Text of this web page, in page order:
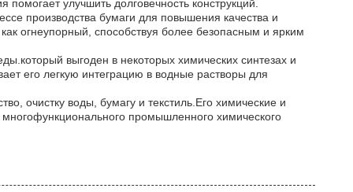
улучшить долговечность конструкций.
производства бумаги для повышения качества и
огнеупорный, способствуя более безопасным и ярким
выгоден в некоторых химических синтезах и
его легкую интеграцию в водные растворы для
очистку воды, бумагу и текстиль.Его химические и
промышленного химического